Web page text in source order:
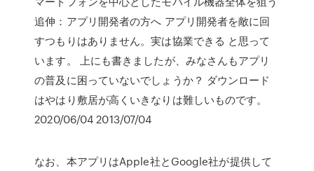
追伸：アプリ開発者の方へ アプリ開発者を敵に回
すつもりはありません。実は協業できる と思って
います。 上にも書きましたが、みなさんもアプリ
の普及に困っていないでしょうか？ ダウンロード
はやはり敷居が高くいきなりは難しいものです。
2020/06/04 2013/07/04
なお、本アプリはApple社とGoogle社が提供して